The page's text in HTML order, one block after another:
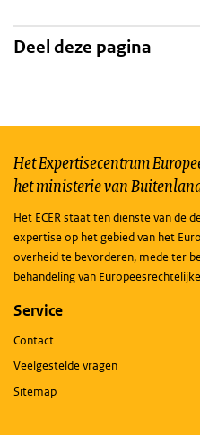
Deel deze pagina
Het Expertisecentrum
het ministerie van
Het ECER staat ten dienste van de
expertise op het gebied van het
overheid te bevorderen, mede ter
behandeling van
Service
Contact
Veelgestelde vragen
Sitemap